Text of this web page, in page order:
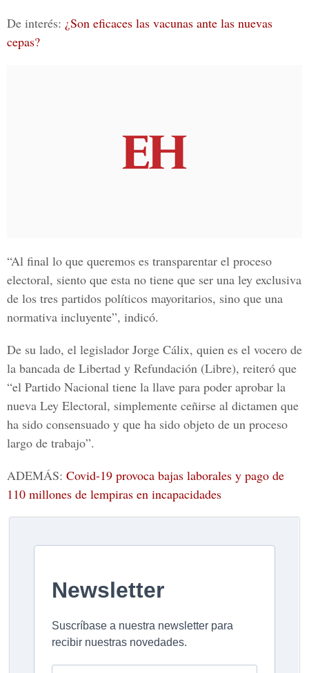
De interés: ¿Son eficaces las vacunas ante las nuevas
cepas?
“Al final lo que queremos es transparentar el proceso
electoral, siento que esta no tiene que ser una ley exclusiva
de los tres partidos políticos mayoritarios, sino que una
normativa incluyente”, indicó.
De su lado, el legislador Jorge Cálix, quien es el vocero de
la bancada de Libertad y Refundación (Libre), reiteró que
“el Partido Nacional tiene la llave para poder aprobar la
nueva Ley Electoral, simplemente ceñirse al dictamen que
ha sido consensuado y que ha sido objeto de un proceso
largo de trabajo”.
ADEMÁS: Covid-19 provoca bajas laborales y pago de
110 millones de lempiras en incapacidades